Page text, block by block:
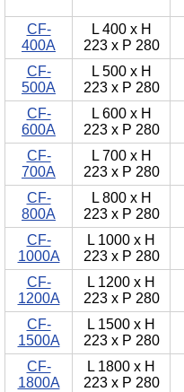
СF-
400A
L 400 x H
223 x P 280
СF-
500A
L 500 x H
223 x P 280
СF-
600A
L 600 x H
223 x P 280
СF-
700A
L 700 x H
223 x P 280
СF-
800A
L 800 x H
223 x P 280
СF-
1000A
L 1000 x H
223 x P 280
СF-
1200A
L 1200 x H
223 x P 280
СF-
1500A
L 1500 x H
223 x P 280
СF-
1800A
L 1800 x H
223 x P 280